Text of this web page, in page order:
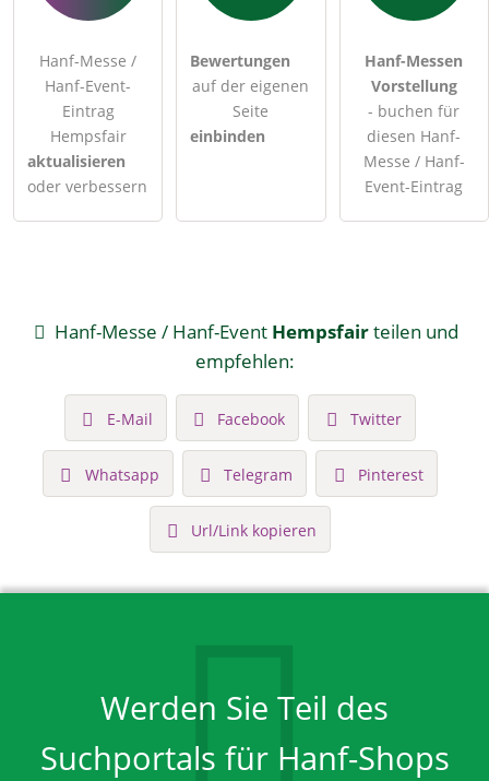
Hanf-Messe /
Hanf-Event-
Eintrag
Hempsfair
aktualisieren
oder verbessern
Bewertungen
auf der eigenen
Seite
einbinden
Hanf-Messen
Vorstellung
- buchen für
diesen Hanf-
Messe / Hanf-
Event-Eintrag
Hanf-Messe / Hanf-Event Hempsfairteilen und
empfehlen:
E-Mail Facebook Twitter
Whatsapp Telegram Pinterest
Url/Link kopieren
Werden Sie Teil des
Suchportals für Hanf-Shops